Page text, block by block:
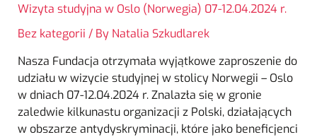
Wizyta studyjna w Oslo (Norwegia) 07-12.04.2024 r.
Bez kategorii / By Natalia Szkudlarek
Nasza Fundacja otrzymała wyjątkowe zaproszenie do
udziału w wizycie studyjnej w stolicy Norwegii – Oslo
w dniach 07-12.04.2024 r. Znalazła się w gronie
zaledwie kilkunastu organizacji z Polski, działających
w obszarze antydyskryminacji, które jako beneficjenci